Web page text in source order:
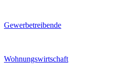
Gewerbetreibende
Wohnungswirtschaft